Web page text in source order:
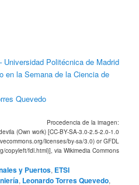
Universidad Politécnica de Madrid
en la Semana de la Ciencia de
Quevedo
Procedencia de la imagen:
(Own work) [CC-BY-SA-3.0-2.5-2.0-1.0
licenses/by-sa/3.0) or GFDL
copyleft/fdl.html)], via Wikimedia Commons
y Puertos, ETSI
, Leonardo Torres Quevedo,